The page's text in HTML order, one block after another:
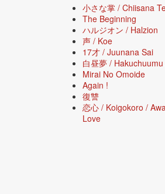
小さな掌 / Chiisana
The Beginning
ハルジオン / Halzion
声 / Koe
17才 / Juunana Sai
白昼夢 /
Mirai No Omoide
Again !
復讐
恋心 / Koigokoro /
Love